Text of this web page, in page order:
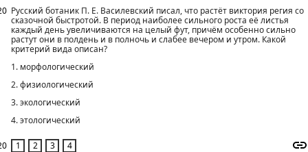
Русский ботаник П. Е. Василевский писал, что растёт виктория регия со
сказочной быстротой. В период наиболее сильного роста её листья
каждый день увеличиваются на целый фут, причём особенно сильно
растут они в полдень и в полночь и слабее вечером и утром. Какой
критерий вида описан?
1. морфологический
2. физиологический
3. экологический
4. этологический